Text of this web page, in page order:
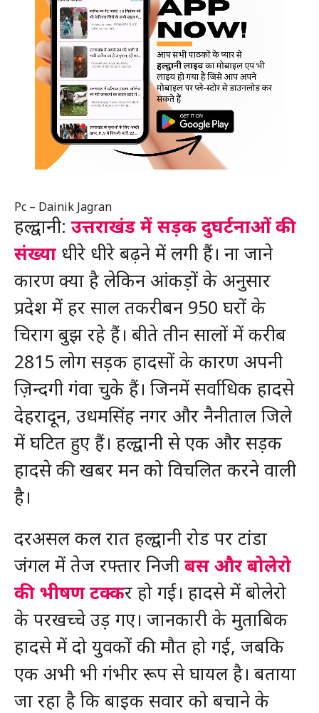
Pc – Dainik Jagran
हल्द्वानी: उत्तराखंड में सड़क दुघर्टनाओं की
संख्याधीरे धीरे बढ़ने में लगी हैं। ना जाने
कारण क्या है लेकिन आंकड़ों के अनुसार
प्रदेश में हर साल तकरीबन 950 घरों के
चिराग बुझ रहे हैं। बीते तीन सालों में करीब
2815 लोग सड़क हादसों के कारण अपनी
ज़िन्दगी गंवा चुके हैं। जिनमें सर्वाधिक हादसे
देहरादून, उधमसिंह नगर और नैनीताल जिले
में घटित हुए हैं। हल्द्वानी से एक और सड़क
हादसे की खबर मन को विचलित करने वाली
है।
दरअसल कल रात हल्द्वानी रोड पर टांडा
जंगल में तेज रफ्तार निजी बस और बोलेरो
की भीषण टक्कर हो गई। हादसे में बोलेरो
के परखच्चे उड़ गए। जानकारी के मुताबिक
हादसे में दो युवकों की मौत हो गई, जबकि
एक अभी भी गंभीर रूप से घायल है। बताया
जा रहा है कि बाइक सवार को बचाने के